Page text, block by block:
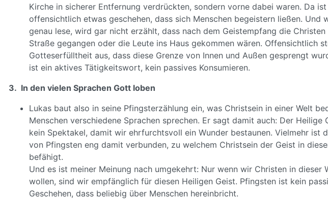
Kirche in sicherer Entfernung verdrückten, sondern vorne dabei waren. Da ist
offensichtlich etwas geschehen, dass sich Menschen begeistern ließen. Und
genau lese, wird gar nicht erzählt, dass nach dem Geistempfang die
Straße gegangen oder die Leute ins Haus gekommen wären. Offensichtlich
Gotteserfülltheit aus, dass diese Grenze von Innen und Außen gesprengt
ist ein aktives Tätigkeitswort, kein passives Konsumieren.
3. In den vielen Sprachen Gott loben
Lukas baut also in seine Pfingsterzählung ein, was Christsein in einer Welt
Menschen verschiedene Sprachen sprechen. Er sagt damit auch: Der Heilige
kein Spektakel, damit wir ehrfurchtsvoll ein Wunder bestaunen. Vielmehr ist
von Pfingsten eng damit verbunden, zu welchem Christsein der Geist in
befähigt.
Und es ist meiner Meinung nach umgekehrt: Nur wenn wir Christen in dieser
wollen, sind wir empfänglich für diesen Heiligen Geist. Pfingsten ist kein
Geschehen, dass beliebig über Menschen hereinbricht.